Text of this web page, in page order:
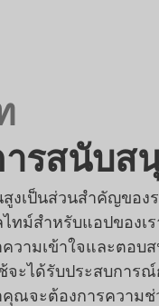
รสนับส
งเป็นส่วนสำคัญของ
ทม์สำหรับแอปของเ
วามเข้าใจและตอ
จะได้รับประสบการ
ณจะต้องการความ